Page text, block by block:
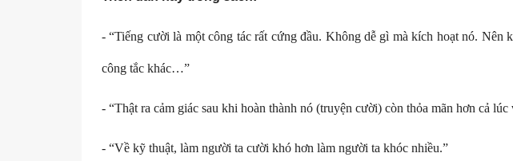
- “Tiếng cười là một công tác rất cứng đầu. Không dễ gì mà kích hoạt nó. Nên
công tắc khác…”
- “Thật ra cảm giác sau khi hoàn thành nó (truyện cười) còn thỏa mãn hơn cả
- “Về kỹ thuật, làm người ta cười khó hơn làm người ta khóc nhiều.”